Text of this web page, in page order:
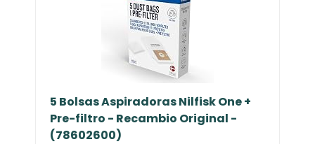
5 Bolsas Aspiradoras Nilfisk One +
Pre-filtro - Recambio Original -
(78602600)